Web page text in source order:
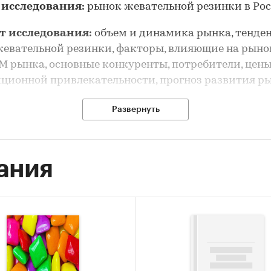
рынок жевательной резинки в
исследования: объем и динамика рынка,
резинки, факторы, влияющие на
рынка, основные конкуренты, потребители,
привлекательности, прогноз развития
рынка жевательной резинки выполнен по рынку в
его сегментов или изучения отдельных его
резинки в России
объема и динамики рынка жевательной
анализ факторов, влияющих на рынок
Развернуть